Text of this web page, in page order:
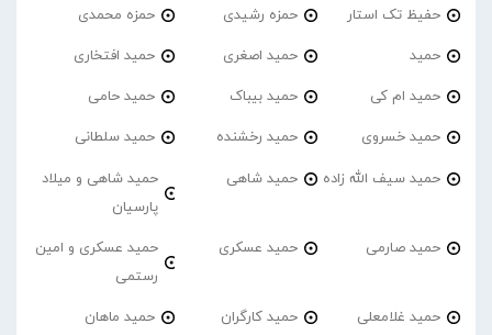
حفیظ تک استار حمزه رشیدی حمزه محمدی
حمید حمید اصغری حمید افتخاری
حمید ام کی حمید بیباک حمید حامی
حمید خسروی حمید رخشنده حمید سلطانی
حمید سیف الله زاده حمید شاهی
حمید شاهی و میلاد
پارسیان
حمید صارمی حمید عسکری
حمید عسکری و امین
رستمی
حمید غلامعلی حمید کارگران حمید ماهان